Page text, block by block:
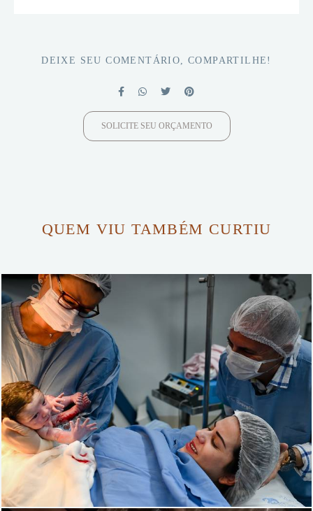
DEIXE SEU COMENTÁRIO, COMPARTILHE!
SOLICITE SEU ORÇAMENTO
QUEM VIU TAMBÉM CURTIU
1227 0